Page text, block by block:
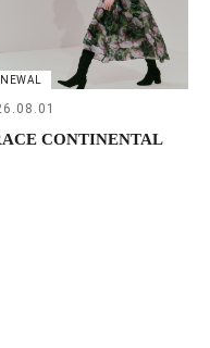
CONTINENTAL